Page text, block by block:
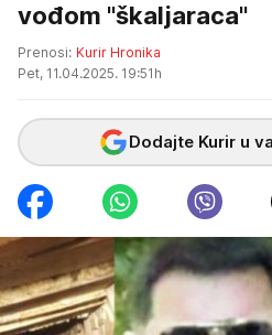
vođom "škaljaraca"
Prenosi: Kurir Hronika
Pet, 11.04.2025. 19:51h
Dodajte Kurir u